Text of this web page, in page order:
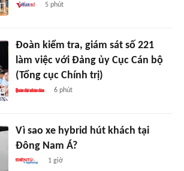
5 phút
Đoàn kiểm tra, giám sát số 221
làm việc với Đảng ủy Cục Cán bộ
(Tổng cục Chính trị)
6 phút
Vì sao xe hybrid hút khách tại
Đông Nam Á?
1 giờ